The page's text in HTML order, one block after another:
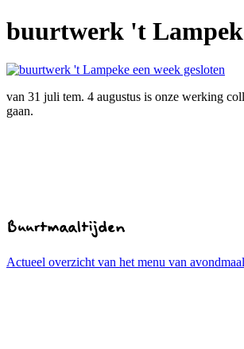
buurtwerk 't
van 31 juli tem. 4 augustus is onze werking
gaan.
Buurtmaaltijden
Actueel overzicht van het menu van